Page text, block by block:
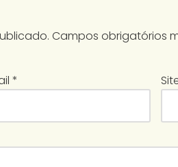
Campos obrigatórios
*